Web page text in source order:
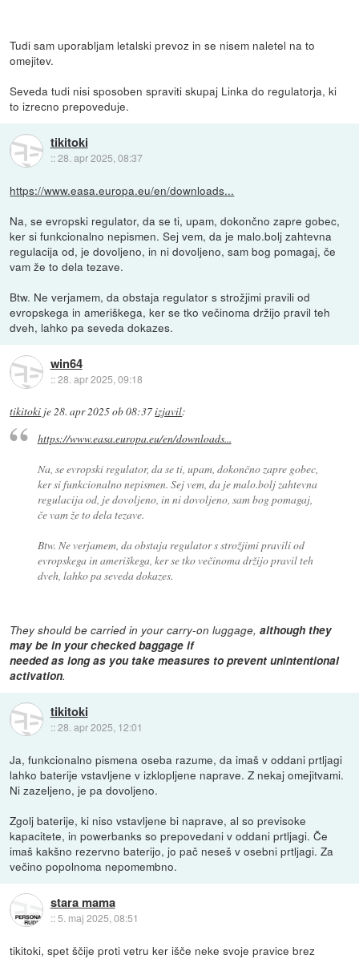
Tudi sam uporabljam letalski prevoz in se nisem naletel na to
omejitev.
Seveda tudi nisi sposoben spraviti skupaj Linka do regulatorja, ki
to izrecno prepoveduje.
tikitoki
::28. apr 2025, 08:37
https://www.easa.europa.eu/en/downloads...
Na, se evropski regulator, da se ti, upam, dokončno zapre gobec,
ker si funkcionalno nepismen. Sej vem, da je malo.bolj zahtevna
regulacija od, je dovoljeno, in ni dovoljeno, sam bog pomagaj, če
vam že to dela tezave.
Btw. Ne verjamem, da obstaja regulator s strožjimi pravili od
evropskega in ameriškega, ker se tko večinoma držijo pravil teh
dveh, lahko pa seveda dokazes.
win64
::28. apr 2025, 09:18
tikitoki je28. apr 2025 ob 08:37izjavil:
https://www.easa.europa.eu/en/downloads...
Na, se evropski regulator, da se ti, upam, dokončno zapre gobec,
ker si funkcionalno nepismen. Sej vem, da je malo.bolj zahtevna
regulacija od, je dovoljeno, in ni dovoljeno, sam bog pomagaj,
če vam že to dela tezave.
Btw. Ne verjamem, da obstaja regulator s strožjimi pravili od
evropskega in ameriškega, ker se tko večinoma držijo pravil teh
dveh, lahko pa seveda dokazes.
They should be carried in your carry-on luggage,although they
may be in your checked baggage if
needed as long as you take measures to prevent unintentional
activation.
tikitoki
::28. apr 2025, 12:01
Ja, funkcionalno pismena oseba razume, da imaš v oddani prtljagi
lahko baterije vstavljene v izklopljene naprave. Z nekaj omejitvami.
Ni zazeljeno, je pa dovoljeno.
Zgolj baterije, ki niso vstavljene bi naprave, al so previsoke
kapacitete, in powerbanks so prepovedani v oddani prtljagi. Če
imaš kakšno rezervno baterijo, jo pač neseš v osebni prtljagi. Za
večino popolnoma nepomembno.
stara mama
::5. maj 2025, 08:51
tikitoki, spet ščije proti vetru ker išče neke svoje pravice brez